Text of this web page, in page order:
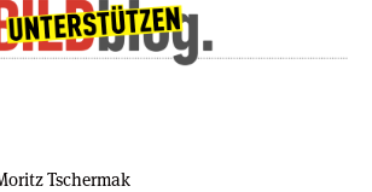
Tschermak